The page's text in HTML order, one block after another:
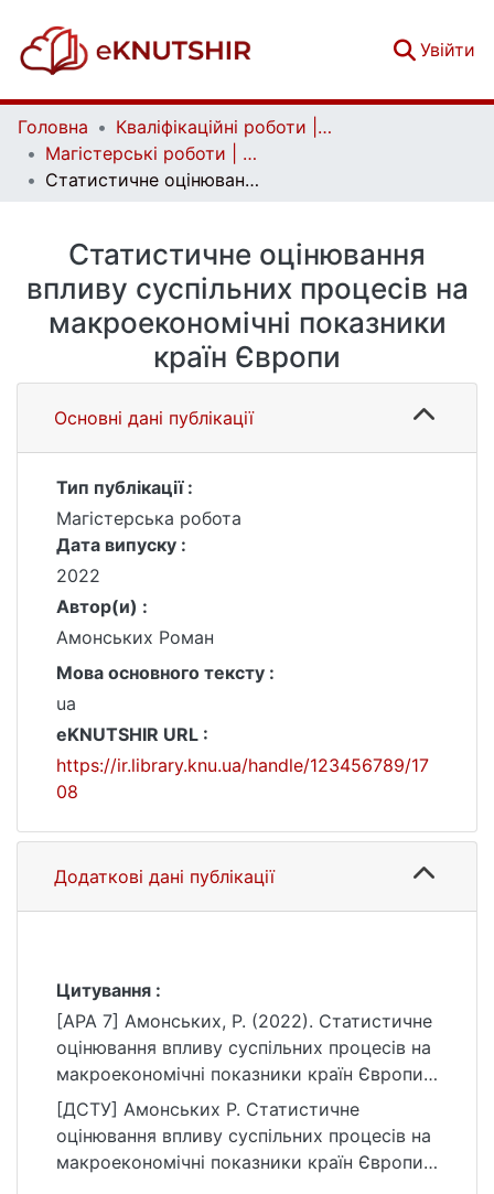
Увійти
Головна
Кваліфікаційні роботи | Qualifying works
Магістерські роботи | Master's theses
Статистичне оцінювання впливу суспільних процесів на макроекономічні показники країн Європи
Статистичне оцінювання
впливу суспільних процесів на
макроекономічні показники
країн Європи
Основні дані публікації
Тип публікації :
Магістерська робота
Дата випуску :
2022
Автор(и) :
Амонських Роман
Мова основного тексту :
ua
eKNUTSHIR URL :
https://ir.library.knu.ua/handle/123456789/17
08
Додаткові дані публікації
Цитування :
[APA 7] Амонських, Р. (2022). Статистичне
оцінювання впливу суспільних процесів на
макроекономічні показники країн Європи
[Магістерська робота, Київський
національний університет імені Тараса
Шевченка]. eKNUTSHIR.
https://ir.library.knu.ua/handle/123456789/17
[ДСТУ] Амонських Р. Статистичне
оцінювання впливу суспільних процесів на
макроекономічні показники країн Європи :